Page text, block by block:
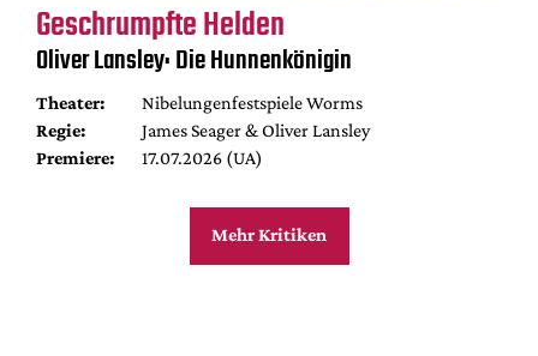
Geschrumpfte Helden
Oliver Lansley: Die Hunnenkönigin
Theater:
Nibelungenfestspiele Worms
Regie:
James Seager & Oliver Lansley
Premiere:
17.07.2026 (UA)
Mehr Kritiken